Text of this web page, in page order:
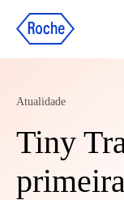
Atualidade
Tiny